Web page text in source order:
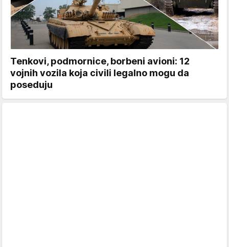
Tenkovi, podmornice, borbeni avioni: 12
vojnih vozila koja civili legalno mogu da
poseduju